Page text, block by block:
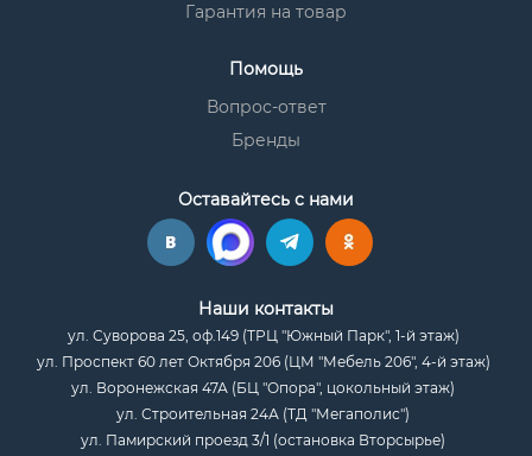
Гарантия на товар
Помощь
Вопрос-ответ
Бренды
Оставайтесь с нами
Наши контакты
ул. Суворова 25, оф.149 (ТРЦ "Южный Парк", 1-й этаж)
ул. Проспект 60 лет Октября 206 (ЦМ "Мебель 206", 4-й этаж)
ул. Воронежская 47А (БЦ "Опора", цокольный этаж)
ул. Строительная 24А (ТД "Мегаполис")
ул. Памирский проезд 3/1 (остановка Вторсырье)